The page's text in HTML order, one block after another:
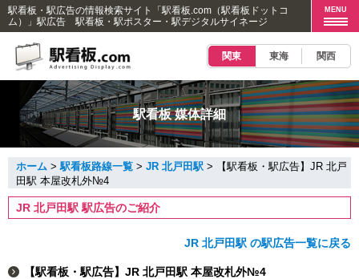
駅看板・駅広告の情報検索サイト「駅看板.com（駅看板ドットコ
ム）」駅広告 駅看板・駅ポスター・駅デジタルサイネージ
MENU
関東 東海 関西
駅看板 媒体詳細
ホーム > 駅看板路線一覧 > JR 北戸田駅 > 【駅看板・駅広告】JR 北戸
田駅 本屋改札外№4
JR 北戸田駅 駅広告のご紹介
JR 北戸田駅 の駅広告一覧に戻る
【駅看板・駅広告】JR 北戸田駅 本屋改札外№4